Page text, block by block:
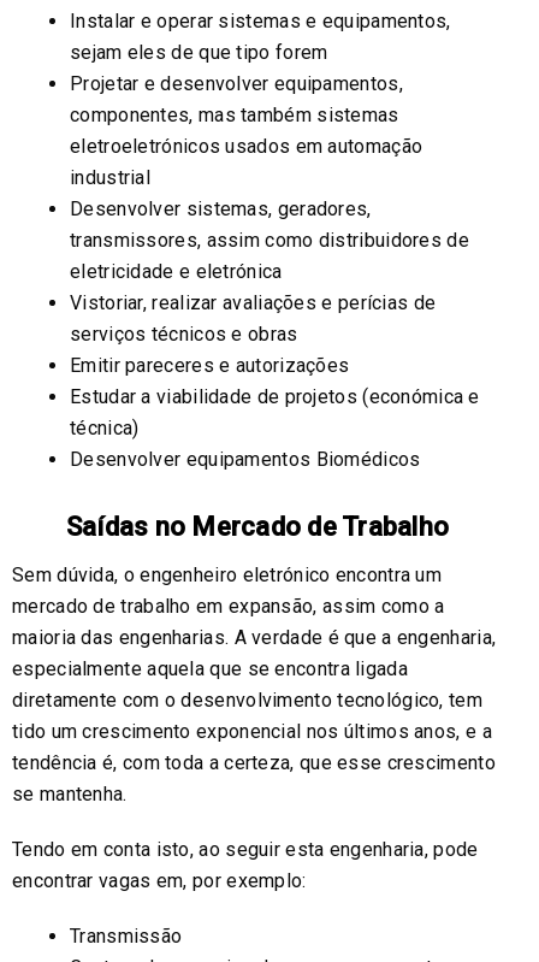
Instalar e operar sistemas e equipamentos,
sejam eles de que tipo forem
Projetar e desenvolver equipamentos,
componentes, mas também sistemas
eletroeletrónicos usados em automação
industrial
Desenvolver sistemas, geradores,
transmissores, assim como distribuidores de
eletricidade e eletrónica
Vistoriar, realizar avaliações e perícias de
serviços técnicos e obras
Emitir pareceres e autorizações
Estudar a viabilidade de projetos (económica e
técnica)
Desenvolver equipamentos Biomédicos
Saídas no Mercado de Trabalho
Sem dúvida, o engenheiro eletrónico encontra um
mercado de trabalho em expansão, assim como a
maioria das engenharias. A verdade é que a engenharia,
especialmente aquela que se encontra ligada
diretamente com o desenvolvimento tecnológico, tem
tido um crescimento exponencial nos últimos anos, e a
tendência é, com toda a certeza, que esse crescimento
se mantenha.
Tendo em conta isto, ao seguir esta engenharia, pode
encontrar vagas em, por exemplo:
Transmissão